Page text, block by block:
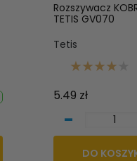
Rozszywacz
TETIS GV070
Tetis
5.49 zł
-
DO